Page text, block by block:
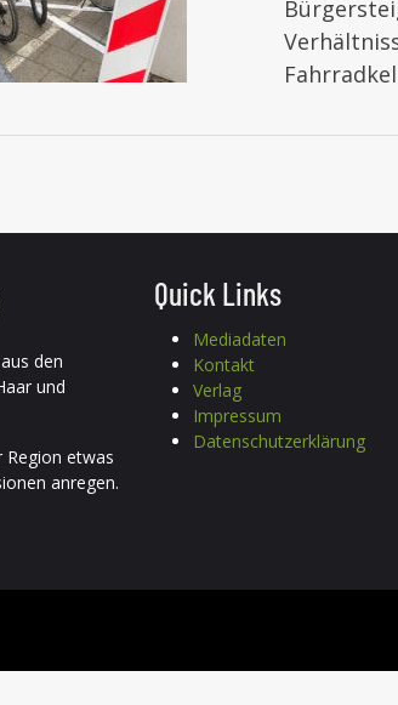
den
und
Region etwas
anregen.
Quick Links
Mediadaten
Kontakt
Verlag
Impressum
Datenschutzerklärung